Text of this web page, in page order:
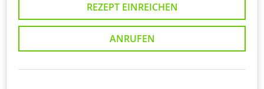
REZEPT EINREICHEN
ANRUFEN